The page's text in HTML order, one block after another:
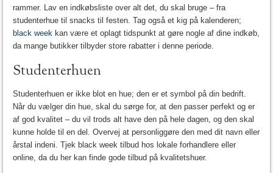
rammer. Lav en indkøbsliste over alt det, du skal bruge – fra
studenterhue til snacks til festen. Tag også et kig på kalenderen;
black week kan være et oplagt tidspunkt at gøre nogle af dine indkøb,
da mange butikker tilbyder store rabatter i denne periode.
Studenterhuen
Studenterhuen er ikke blot en hue; den er et symbol på din bedrift.
Når du vælger din hue, skal du sørge for, at den passer perfekt og er
af god kvalitet – du vil trods alt have den på hele dagen, og den skal
kunne holde til en del. Overvej at personliggøre den med dit navn eller
årstal indeni. Tjek black week tilbud hos lokale forhandlere eller
online, da du her kan finde gode tilbud på kvalitetshuer.